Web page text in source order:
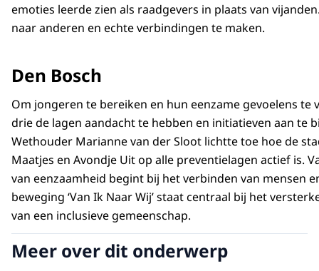
emoties leerde zien als raadgevers in plaats van
naar anderen en echte verbindingen te maken.
Den Bosch
Om jongeren te bereiken en hun eenzame gevoelens
drie de lagen aandacht te hebben en initiatieven aan te
Wethouder Marianne van der Sloot lichtte toe hoe de
Maatjes en Avondje Uit op alle preventielagen actief is.
van eenzaamheid begint bij het verbinden van mensen
beweging ‘Van Ik Naar Wij’ staat centraal bij het
van een inclusieve gemeenschap.
Meer over dit onderwerp